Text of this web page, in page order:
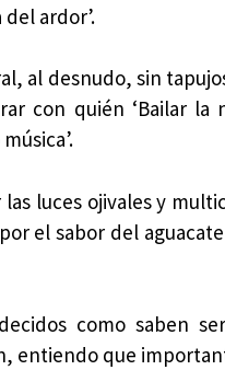
ardor’.
al desnudo, sin
con quién ‘Bailar la
luces ojivales y
el sabor del
como saben
entiendo que